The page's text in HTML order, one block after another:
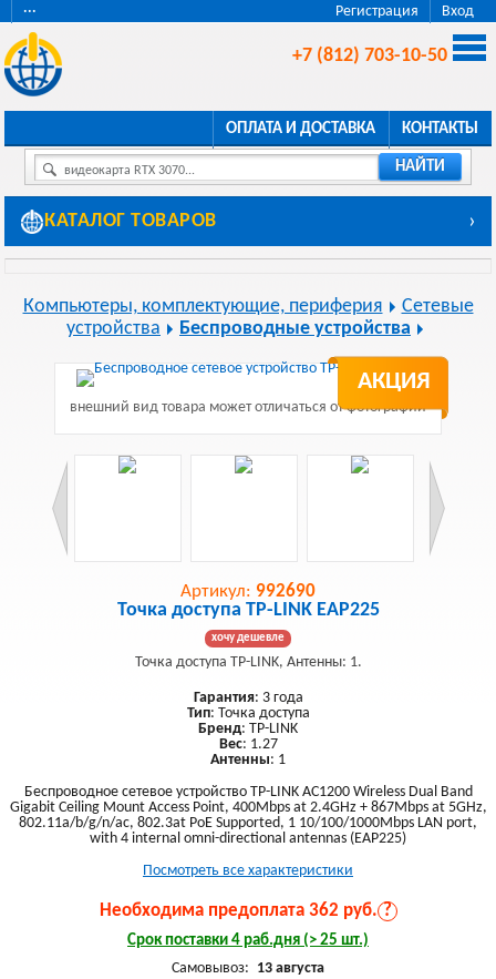
Регистрация Вход
···
+7 (812) 703-10-50
ОПЛАТА И ДОСТАВКА КОНТАКТЫ
видеокарта RTX 3070... НАЙТИ
КАТАЛОГ ТОВАРОВ ›
Компьютеры, комплектующие, периферия
Сетевые
устройства
Беспроводные устройства
АКЦИЯ
внешний вид товара может отличаться от фотографии
Артикул: 992690
Точка доступа TP-LINK EAP225
хочу дешевле
Точка доступа TP-LINK, Антенны: 1.
Гарантия: 3 года
Тип: Точка доступа
Бренд: TP-LINK
Вес: 1.27
Антенны: 1
Беспроводное сетевое устройство TP-LINK AC1200 Wireless Dual Band
Gigabit Ceiling Mount Access Point, 400Mbps at 2.4GHz + 867Mbps at 5GHz,
802.11a/b/g/n/ac, 802.3at PoE Supported, 1 10/100/1000Mbps LAN port,
with 4 internal omni-directional antennas (EAP225)
Посмотреть все характеристики
Необходима предоплата 362 руб. ?
Срок поставки 4 раб.дня (> 25 шт.)
Самовывоз: 13 августа